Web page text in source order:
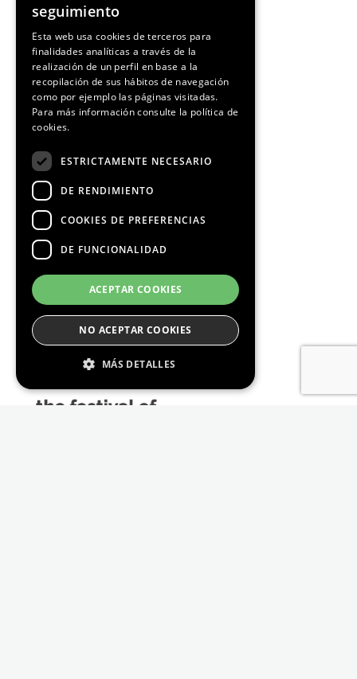
Media Partners
seguimiento
Esta web usa cookies de terceros para
finalidades analíticas a través de la
realización de un perfil en base a la
recopilación de sus hábitos de navegación
como por ejemplo las páginas visitadas.
Para más información consulte la política de
cookies.
ESTRICTAMENTE NECESARIO
DE RENDIMIENTO
COOKIES DE PREFERENCIAS
DE FUNCIONALIDAD
ACEPTAR COOKIES
NO ACEPTAR COOKIES
MÁS DETALLES